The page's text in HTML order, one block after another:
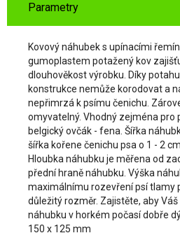
Parametry
Kovový náhubek s upínacími
gumoplastem potažený kov
dlouhověkost výrobku. Díky
konstrukce nemůže korodovat a
nepřimrzá k psímu čenichu.
omyvatelný. Vhodný zejména pro
belgický ovčák - fena. Šířka
šířka kořene čenichu psa o 1 - 2
Hloubka náhubku je měřena od
přední hraně náhubku. Výška
maximálnímu rozevření psí tlamy
důležitý rozměr. Zajistěte, aby
náhubku v horkém počasí dobře
150 x 125 mm